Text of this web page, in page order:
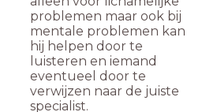
problemen maar ook bij
mentale problemen kan
hij helpen door te
luisteren en iemand
eventueel door te
verwijzen naar de juiste
specialist.